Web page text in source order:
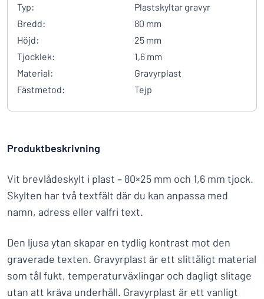
Typ:
Plastskyltar gravyr
Bredd:
80 mm
Höjd:
25 mm
Tjocklek:
1,6 mm
Material:
Gravyrplast
Fästmetod:
Tejp
Produktbeskrivning
Vit brevlådeskylt i plast – 80×25 mm och 1,6 mm tjock.
Skylten har två textfält där du kan anpassa med
namn, adress eller valfri text.
Den ljusa ytan skapar en tydlig kontrast mot den
graverade texten. Gravyrplast är ett slittåligt material
som tål fukt, temperaturväxlingar och dagligt slitage
utan att kräva underhåll. Gravyrplast är ett vanligt